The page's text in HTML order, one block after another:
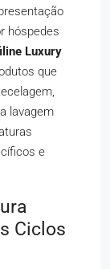
hóspedes
Luxury
que
lavagem
e
Ciclos